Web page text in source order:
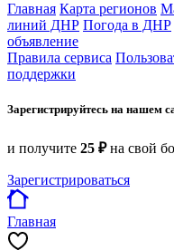
Главная Карта регионов
линий ДНР Погода в ДНР
объявление
Правила сервиса
поддержки
Зарегистрируйтесь на нашем
и получите 25 ₽на свой
Зарегистрироваться
Главная